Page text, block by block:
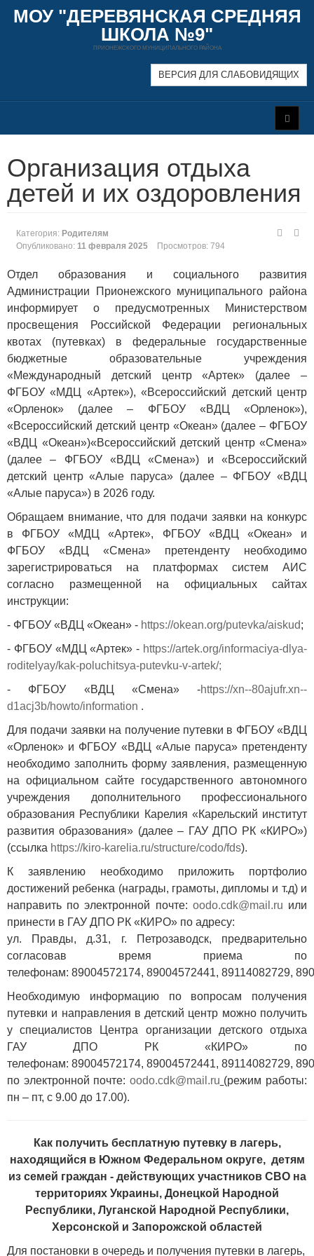
МОУ "ДЕРЕВЯНСКАЯ СРЕДНЯЯ
ШКОЛА №9"
ПРИОНЕЖСКОГО МУНИЦИПАЛЬНОГО РАЙОНА
ВЕРСИЯ ДЛЯ СЛАБОВИДЯЩИХ
Организация отдыха
детей и их оздоровления
Категория: Родителям
Опубликовано: 11 февраля 2025 Просмотров: 794
Отдел образования и социального развития
Администрации Прионежского муниципального района
информирует о предусмотренных Министерством
просвещения Российской Федерации региональных
квотах (путевках) в федеральные государственные
бюджетные образовательные учреждения
«Международный детский центр «Артек» (далее –
ФГБОУ «МДЦ «Артек»), «Всероссийский детский центр
«Орленок» (далее – ФГБОУ «ВДЦ «Орленок»),
«Всероссийский детский центр «Океан» (далее – ФГБОУ
«ВДЦ «Океан»)«Всероссийский детский центр «Смена»
(далее – ФГБОУ «ВДЦ «Смена») и «Всероссийский
детский центр «Алые паруса» (далее – ФГБОУ «ВДЦ
«Алые паруса») в 2026 году.
Обращаем внимание, что для подачи заявки на конкурс
в ФГБОУ «МДЦ «Артек», ФГБОУ «ВДЦ «Океан» и
ФГБОУ «ВДЦ «Смена» претенденту необходимо
зарегистрироваться на платформах систем АИС
согласно размещенной на официальных сайтах
инструкции:
- ФГБОУ «ВДЦ «Океан» - https://okean.org/putevka/aiskud;
- ФГБОУ «МДЦ «Артек» - https://artek.org/informaciya-dlya-
roditelyay/kak-poluchitsya-putevku-v-artek/;
- ФГБОУ «ВДЦ «Смена» -https://xn--80ajufr.xn--
d1acj3b/howto/information .
Для подачи заявки на получение путевки в ФГБОУ «ВДЦ
«Орленок» и ФГБОУ «ВДЦ «Алые паруса» претенденту
необходимо заполнить форму заявления, размещенную
на официальном сайте государственного автономного
учреждения дополнительного профессионального
образования Республики Карелия «Карельский институт
развития образования» (далее – ГАУ ДПО РК «КИРО»)
(ссылка https://kiro-karelia.ru/structure/codo/fds).
К заявлению необходимо приложить портфолио
достижений ребенка (награды, грамоты, дипломы и т.д) и
направить по электронной почте: oodo.cdk@mail.ru или
принести в ГАУ ДПО РК «КИРО» по адресу:
ул. Правды, д.31, г. Петрозаводск, предварительно
согласовав время приема по
телефонам: 89004572174, 89004572441, 89114082729,
Необходимую информацию по вопросам получения
путевки и направления в детский центр можно получить
у специалистов Центра организации детского отдыха
ГАУ ДПО РК «КИРО» по
телефонам: 89004572174, 89004572441, 89114082729,
по электронной почте: oodo.cdk@mail.ru (режим работы:
пн – пт, с 9.00 до 17.00).
Как получить бесплатную путевку в лагерь,
находящийся в Южном Федеральном округе, детям
из семей граждан - действующих участников СВО на
территориях Украины, Донецкой Народной
Республики, Луганской Народной Республики,
Херсонской и Запорожской областей
Для постановки в очередь и получения путевки в лагерь,